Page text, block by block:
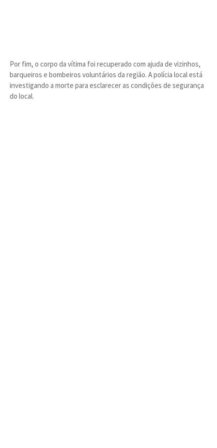
Por fim, o corpo da vítima foi recuperado com ajuda de vizinhos,
barqueiros e bombeiros voluntários da região. A polícia local está
investigando a morte para esclarecer as condições de segurança
do local.